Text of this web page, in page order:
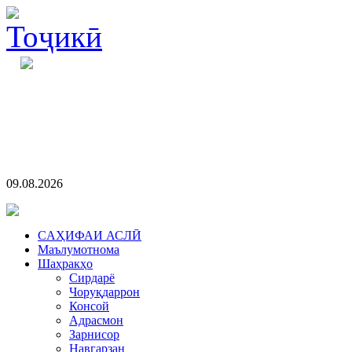
09.08.2026
CАҲИФАИ АСЛӢ
Маълумотнома
Шаҳракҳо
Сирдарё
Чоруқдаррон
Консой
Адрасмон
Зарнисор
Навгарзан